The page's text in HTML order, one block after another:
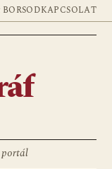
KAPCSOLAT